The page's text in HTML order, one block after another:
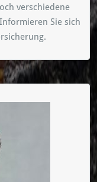
verschiedene
Sie sich